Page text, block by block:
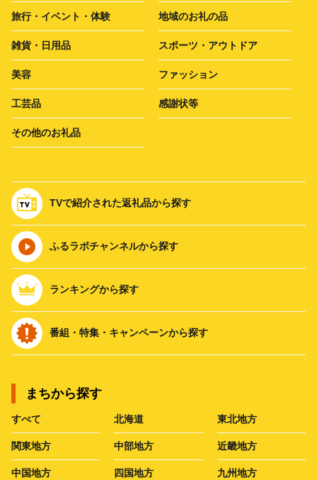
旅行・イベント・体験 地域のお礼の品
雑貨・日用品 スポーツ・アウトドア
美容 ファッション
工芸品 感謝状等
その他のお礼品
TVで紹介された返礼品から探す
ふるラボチャンネルから探す
ランキングから探す
番組・特集・キャンペーンから探す
まちから探す
すべて 北海道 東北地方
関東地方 中部地方 近畿地方
中国地方 四国地方 九州地方